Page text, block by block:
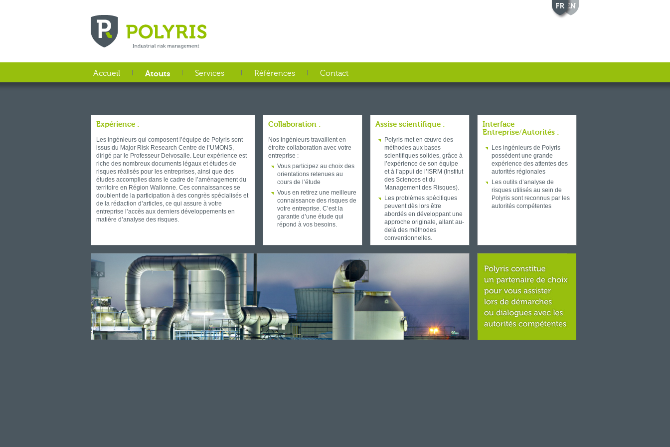
Accueil Atouts Services Références Contact
Expérience :
Les ingénieurs qui composent l’équipe de Polyris sont
issus du Major Risk Research Centre de l’UMONS,
dirigé par le Professeur Delvosalle. Leur expérience est
riche des nombreux documents légaux et études de
risques réalisés pour les entreprises, ainsi que des
études accomplies dans le cadre de l’aménagement du
territoire en Région Wallonne. Ces connaissances se
doublent de la participation à des congrès spécialisés et
de la rédaction d’articles, ce qui assure à votre
entreprise l’accès aux derniers développements en
matière d’analyse des risques.
Collaboration :
Nos ingénieurs travaillent en
étroite collaboration avec votre
entreprise :
Vous participez au choix des
orientations retenues au
cours de l’étude
Vous en retirez une meilleure
connaissance des risques de
votre entreprise. C’est la
garantie d’une étude qui
répond à vos besoins.
Assise scientifique :
Polyris met en œuvre des
méthodes aux bases
scientifiques solides, grâce à
l’expérience de son équipe
et à l’appui de l’ISRM (Institut
des Sciences et du
Management des Risques).
Les problèmes spécifiques
peuvent dès lors être
abordés en développant une
approche originale, allant au-
delà des méthodes
conventionnelles.
Interface
Entreprise/Autorités :
Les ingénieurs de Polyris
possèdent une grande
expérience des attentes des
autorités régionales
Les outils d’analyse de
risques utilisés au sein de
Polyris sont reconnus par les
autorités compétentes